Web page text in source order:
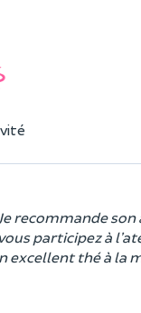
recommande
participez à
excellent thé à la